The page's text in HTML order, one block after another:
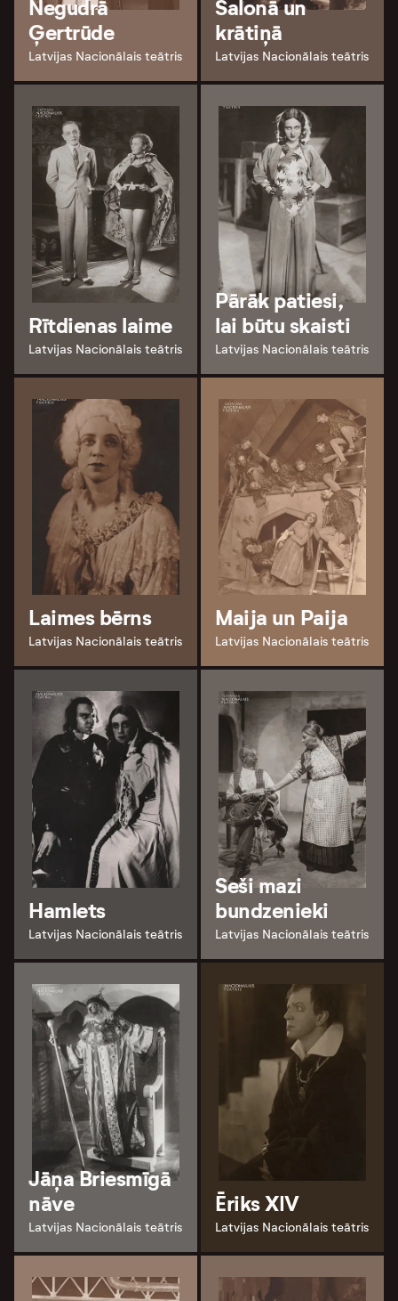
Negudrā
Ģertrūde
Latvijas Nacionālais teātris
Salonā un
krātiņā
Latvijas Nacionālais teātris
Rītdienas laime
Latvijas Nacionālais teātris
Pārāk patiesi,
lai būtu skaisti
Latvijas Nacionālais teātris
Laimes bērns
Latvijas Nacionālais teātris
Maija un Paija
Latvijas Nacionālais teātris
Hamlets
Latvijas Nacionālais teātris
Seši mazi
bundzenieki
Latvijas Nacionālais teātris
Jāņa Briesmīgā
nāve
Latvijas Nacionālais teātris
Ēriks XIV
Latvijas Nacionālais teātris